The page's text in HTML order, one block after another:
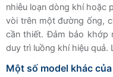
nhiễu loạn dòng khí hoặc
vòi trên một đường ống,
cần thiết. Đảm bảo khớp
duy trì luồng khí hiệu quả.
Một số model khác